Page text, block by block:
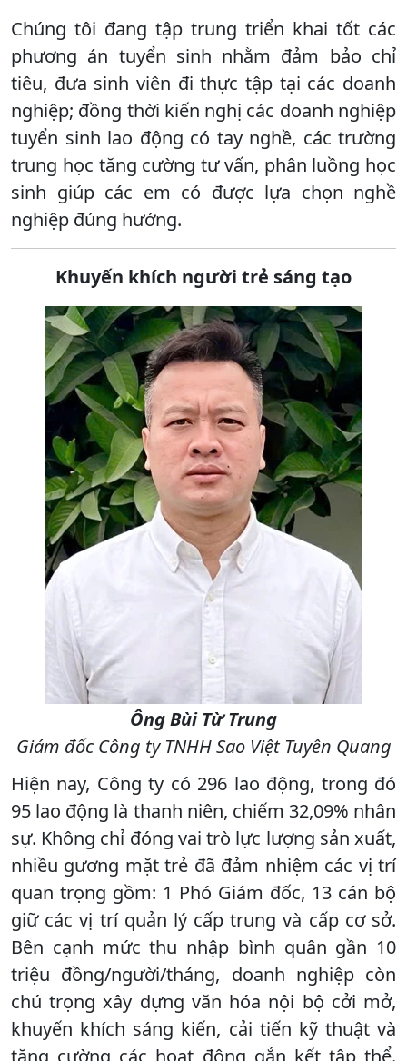
Chúng tôi đang tập trung triển khai tốt các
phương án tuyển sinh nhằm đảm bảo chỉ
tiêu, đưa sinh viên đi thực tập tại các doanh
nghiệp; đồng thời kiến nghị các doanh nghiệp
tuyển sinh lao động có tay nghề, các trường
trung học tăng cường tư vấn, phân luồng học
sinh giúp các em có được lựa chọn nghề
nghiệp đúng hướng.
Khuyến khích người trẻ sáng tạo
Ông Bùi Từ Trung
Giám đốc Công ty TNHH Sao Việt Tuyên Quang
Hiện nay, Công ty có 296 lao động, trong đó
95 lao động là thanh niên, chiếm 32,09% nhân
sự. Không chỉ đóng vai trò lực lượng sản xuất,
nhiều gương mặt trẻ đã đảm nhiệm các vị trí
quan trọng gồm: 1 Phó Giám đốc, 13 cán bộ
giữ các vị trí quản lý cấp trung và cấp cơ sở.
Bên cạnh mức thu nhập bình quân gần 10
triệu đồng/người/tháng, doanh nghiệp còn
chú trọng xây dựng văn hóa nội bộ cởi mở,
khuyến khích sáng kiến, cải tiến kỹ thuật và
tăng cường các hoạt động gắn kết tập thể.